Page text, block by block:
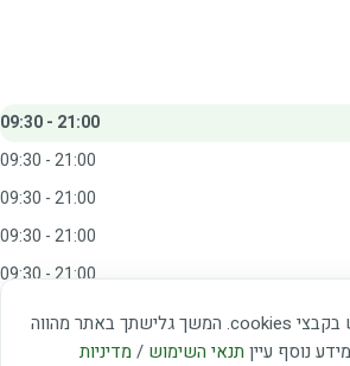
באתר זה נעשה שימוש בקבצי cookies. המשך גלישתך באתר מהווה
נוסף עיין תנאי השימוש / מדיניות
09:30 - 21:00
09:30 - 21:00
09:30 - 21:00
09:30 - 21:00
09:30 - 21:00
09:00 - 15:00
20:00 - 23:00